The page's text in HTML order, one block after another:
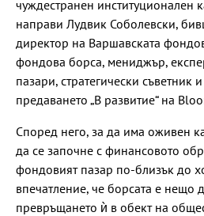
чуждестранен институционален
направи Лудвик Соболевски,
директор на Варшавската
фондова борса, мениджър,
пазари, стратегически съветник
предаването „В развитие“ на
Според него, за да има оживен
да се започне с финансовото
фондовият пазар по-близък до
впечатление, че борсата е нещо
превръщането ѝ в обект на